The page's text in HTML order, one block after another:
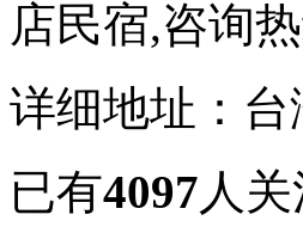
店民宿,咨询
详细地址：
已有4097人